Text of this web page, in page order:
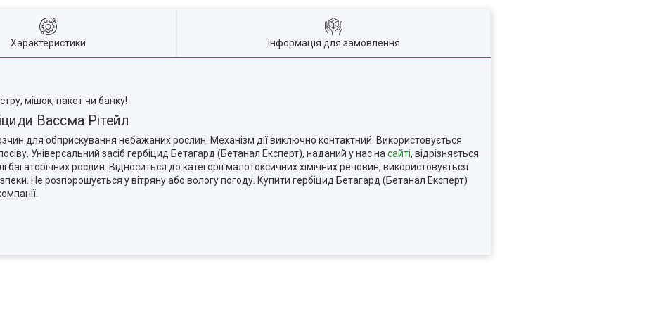
Характеристики Інформація для замовлення
мішок, пакет чи банку!
Вассма Рітейл
для обприскування небажаних рослин. Механізм дії виключно контактний. Використовується
Універсальний засіб гербіцид Бетагард (Бетанал Експерт), наданий у нас на сайті, відрізняється
рослин. Відноситься до категорії малотоксичних хімічних речовин, використовується
Не розпорошується у вітряну або вологу погоду. Купити гербіцид Бетагард (Бетанал Експерт)